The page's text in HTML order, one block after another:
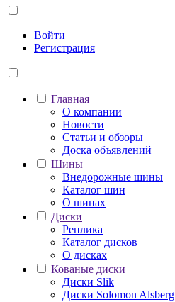
Войти
Регистрация
Главная
О компании
Новости
Статьи и обзоры
Доска объявлений
Шины
Внедорожные шины
Каталог шин
О шинах
Диски
Реплика
Каталог дисков
О дисках
Кованые диски
Диски Slik
Диски Solomon Alsberg